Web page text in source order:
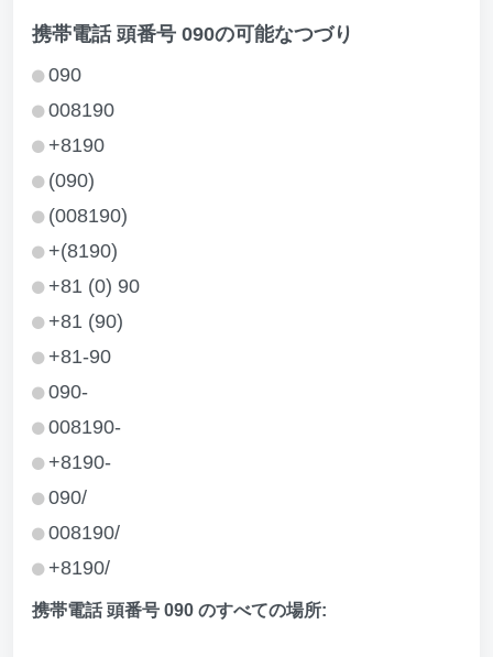
携帯電話 頭番号 090の可能なつづり
090
008190
+8190
(090)
(008190)
+(8190)
+81 (0) 90
+81 (90)
+81-90
090-
008190-
+8190-
090/
008190/
+8190/
携帯電話 頭番号 090 のすべての場所: